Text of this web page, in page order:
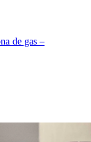
de gas –